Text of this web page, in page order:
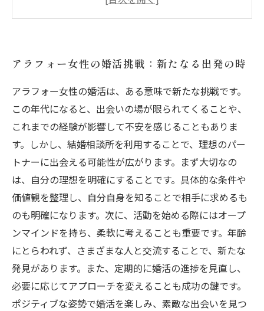
アラフォー女性のための婚活成功体験談
結婚相談所で出会った運命の人：幸せな未来が
待っている！
アラフォー女性の婚活挑戦：新たなる出発の時
アラフォー女性の婚活は、ある意味で新たな挑戦です。
この年代になると、出会いの場が限られてくることや、
これまでの経験が影響して不安を感じることもありま
す。しかし、結婚相談所を利用することで、理想のパー
トナーに出会える可能性が広がります。まず大切なの
は、自分の理想を明確にすることです。具体的な条件や
価値観を整理し、自分自身を知ることで相手に求めるも
のも明確になります。次に、活動を始める際にはオープ
ンマインドを持ち、柔軟に考えることも重要です。年齢
にとらわれず、さまざまな人と交流することで、新たな
発見があります。また、定期的に婚活の進捗を見直し、
必要に応じてアプローチを変えることも成功の鍵です。
ポジティブな姿勢で婚活を楽しみ、素敵な出会いを見つ